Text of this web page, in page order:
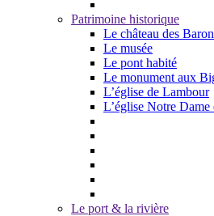
Patrimoine historique
Le château des
Le musée
Le pont habité
Le monument aux
L’église de Lambour
L’église Notre Dame
Le port & la rivière